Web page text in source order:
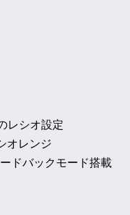
レシオ設定
オレンジ
ドバックモード搭載